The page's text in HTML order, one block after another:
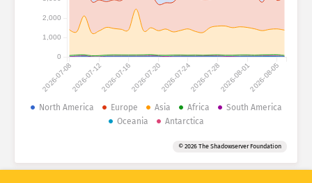
Seskupit podle
Stacking
Automaticky aktualizovat výsledky
Aktualizovat Obnovit
Stáhnout jako PNG O těchto datech
2026-07-082026-07-122026-07-162026-07-202026-07-242026-07-282026-08-012026-08-05
0
1,000
2,000
North America Europe Asia Africa
South America
Oceania
Antarctica
© 2026 The Shadowserver Foundation